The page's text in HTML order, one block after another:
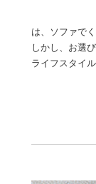
は、ソファで
しかし、お選
ライフスタイ